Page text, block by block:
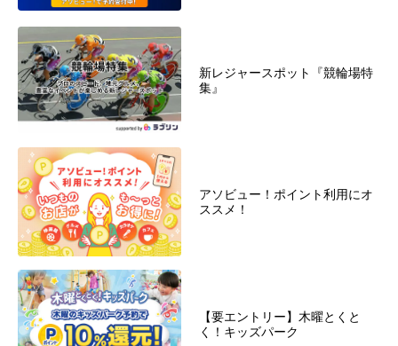
新レジャースポット『競輪場特
集』
アソビュー！ポイント利用にオ
ススメ！
【要エントリー】木曜とくと
く！キッズパーク